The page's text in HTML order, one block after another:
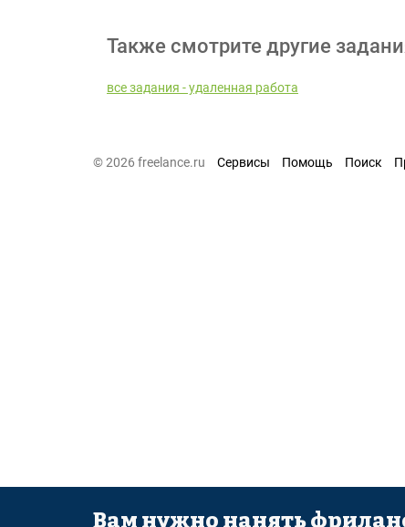
Также смотрите другие
все задания - удаленная работа
© 2026 freelance.ru Сервисы Помощь Поиск
Вам нужно нанять